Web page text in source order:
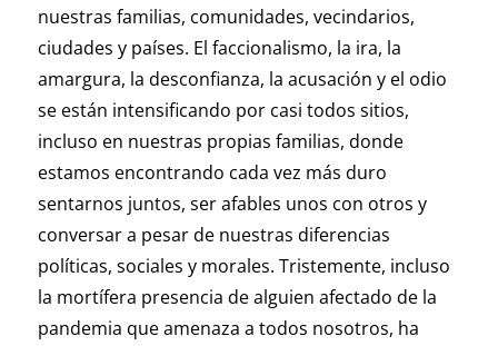
nuestras familias, comunidades, vecindarios,
ciudades y países. El faccionalismo, la ira, la
amargura, la desconfianza, la acusación y el odio
se están intensificando por casi todos sitios,
incluso en nuestras propias familias, donde
estamos encontrando cada vez más duro
sentarnos juntos, ser afables unos con otros y
conversar a pesar de nuestras diferencias
políticas, sociales y morales. Tristemente, incluso
la mortífera presencia de alguien afectado de la
pandemia que amenaza a todos nosotros, ha